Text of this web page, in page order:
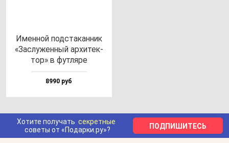
Имен­ной под­ста­кан­ник
«Зас­лу­жен­ный ар­хи­тек­
тор» в фут­ля­ре
8990 руб
Хотите получать секретные
советы от «Подарки.ру»?
ПОДПИШИТЕСЬ